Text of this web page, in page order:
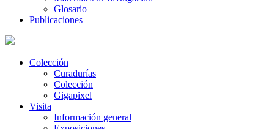
Glosario
Publicaciones
Colección
Curadurías
Colección
Gigapixel
Visita
Información general